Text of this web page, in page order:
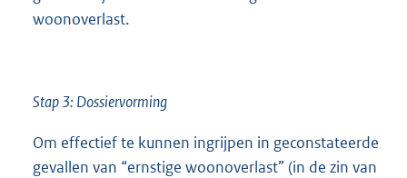
woonoverlast.
Stap 3: Dossiervorming
Om effectief te kunnen ingrijpen in geconstateerde
gevallen van “ernstige woonoverlast” (in de zin van